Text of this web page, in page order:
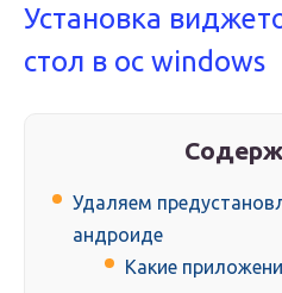
Установка
стол в ос windows
Удаляем
андроиде
Какие